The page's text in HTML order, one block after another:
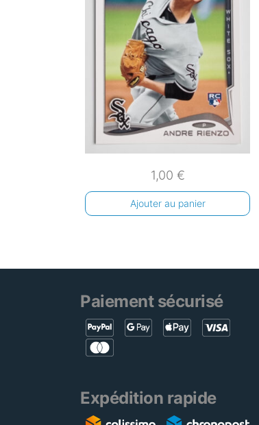
1,00 €
Ajouter au panier
Paiement sécurisé
Expédition rapide